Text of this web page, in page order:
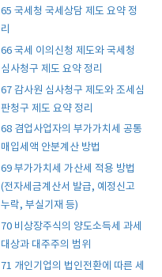
65 국세청 국세상담 제도 요약 정
리
66 국세 이의신청 제도와 국세청
심사청구 제도 요약 정리
67 감사원 심사청구 제도와 조세심
판청구 제도 요약 정리
68 겸업사업자의 부가가치세 공통
매입세액 안분계산 방법
69 부가가치세 가산세 적용 방법
(전자세금계산서 발급, 예정신고
누락, 부실기재 등)
70 비상장주식의 양도소득세 과세
대상과 대주주의 범위
71 개인기업의 법인전환에 따른 세